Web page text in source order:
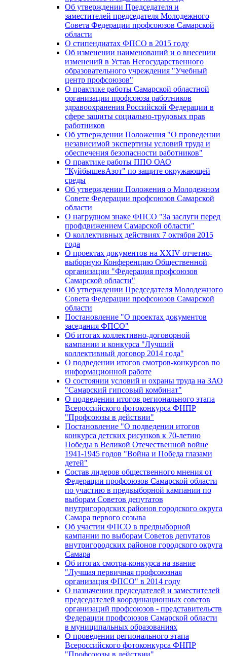
Об утверждении Председателя и
заместителей председателя Молодежного
Совета Федерации профсоюзов Самарской
области
О стипендиатах ФПСО в 2015 году
Об изменении наименований и о внесении
изменений в Устав Негосударственного
образовательного учреждения "Учебный
центр профсоюзов"
О практике работы Самарской областной
организации профсоюза работников
здравоохранения Российской Федерации в
сфере защиты социально-трудовых прав
работников
Об утверждении Положения "О проведении
независимой экспертизы условий труда и
обеспечения безопасности работников"
О практике работы ППО ОАО
"КуйбышевАзот" по защите окружающей
среды
Об утверждении Положения о Молодежном
Совете Федерации профсоюзов Самарской
области
О нагрудном знаке ФПСО "За заслуги перед
профдвижением Самарской области"
О коллективных действиях 7 октября 2015
года
О проектах документов на XXIV отчетно-
выборную Конференцию Общественной
организации "Федерация профсоюзов
Самарской области"
Об утверждении Председателя Молодежного
Совета Федерации профсоюзов Самарской
области
Постановление "О проектах документов
заседания ФПСО"
Об итогах коллективно-договорной
кампании и конкурса "Лучший
коллективный договор 2014 года"
О подведении итогов смотров-конкурсов по
информационной работе
О состоянии условий и охраны труда на ЗАО
"Самарский гипсовый комбинат"
О подведении итогов регионального этапа
Всероссийского фотоконкурса ФНПР
"Профсоюзы в действии"
Постановление "О подведении итогов
конкурса детских рисунков к 70-летию
Победы в Великой Отечественной войне
1941-1945 годов "Война и Победа глазами
детей"
Состав лидеров общественного мнения от
Федерации профсоюзов Самарской области
по участию в предвыборной кампании по
выборам Советов депутатов
внутригородских районов городского округа
Самара первого созыва
Об участии ФПСО в предвыборной
кампании по выборам Советов депутатов
внутригородских районов городского округа
Самара
Об итогах смотра-конкурса на звание
"Лучшая первичная профсоюзная
организация ФПСО" в 2014 году
О назначении председателей и заместителей
председателей координационных советов
организаций профсоюзов - представительств
Федерации профсоюзов Самарской области
в муниципальных образованиях
О проведении регионального этапа
Всероссийского фотоконкурса ФНПР
"Профсоюзы в действии"